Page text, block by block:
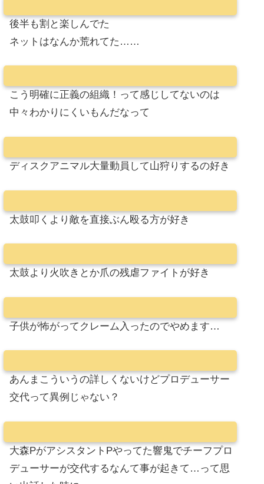
後半も割と楽しんでた
ネットはなんか荒れてた……
こう明確に正義の組織！って感じしてないのは
中々わかりにくいもんだなって
ディスクアニマル大量動員して山狩りするの好き
太鼓叩くより敵を直接ぶん殴る方が好き
太鼓より火吹きとか爪の残虐ファイトが好き
子供が怖がってクレーム入ったのでやめます…
あんまこういうの詳しくないけどプロデューサー
交代って異例じゃない？
大森PがアシスタントPやってた響鬼でチーフプロ
デューサーが交代するなんて事が起きて…って思